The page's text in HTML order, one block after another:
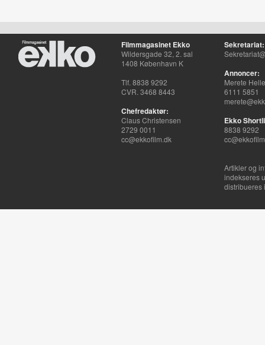
Filmmagasinet Ekko
Wildersgade 32, 2. sal
1408 København K
Tlf. 8838 9292
CVR. 3468 8443
Chefredaktør:
Claus Christensen
2729 0011
cc@ekkofilm.dk
Sekretariat:
Annoncer:
Merete
6111 5851
Ekko
8838 9292
Artikler og
indekseres
distribueres